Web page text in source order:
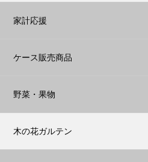
家計応援
ケース販売商品
野菜・果物
木の花ガルテン